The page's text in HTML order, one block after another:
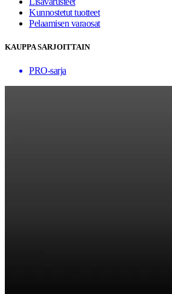
Kunnostetut tuotteet
Pelaamisen varaosat
KAUPPA SARJOITTAIN
PRO-sarja